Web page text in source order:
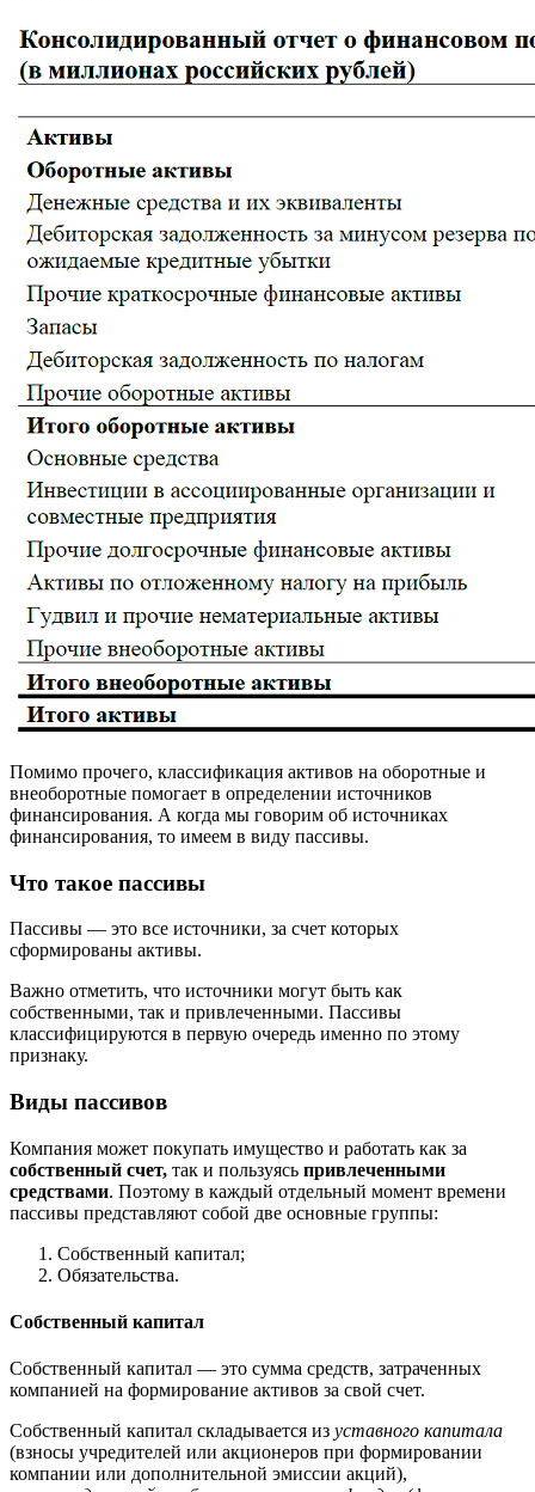
Помимо прочего, классификация активов на оборотные и
внеоборотные помогает в определении источников
финансирования. А когда мы говорим об источниках
финансирования, то имеем в виду пассивы.
Что такое пассивы
Пассивы — это все источники, за счет которых
сформированы активы.
Важно отметить, что источники могут быть как
собственными, так и привлеченными. Пассивы
классифицируются в первую очередь именно по этому
признаку.
Виды пассивов
Компания может покупать имущество и работать как за
собственный счет, так и пользуясь привлеченными
средствами. Поэтому в каждый отдельный момент времени
пассивы представляют собой две основные группы:
Собственный капитал;
Обязательства.
Собственный капитал
Собственный капитал — это сумма средств, затраченных
компанией на формирование активов за свой счет.
Собственный капитал складывается из уставного капитала
(взносы учредителей или акционеров при формировании
компании или дополнительной эмиссии акций),